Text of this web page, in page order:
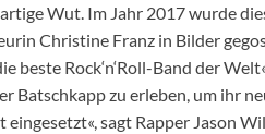
Wut. Im Jahr 2017 wurde
Christine Franz in Bilder
beste Rock‘n‘Roll-Band der
Batschkapp zu erleben, um ihr
sagt Rapper Jason